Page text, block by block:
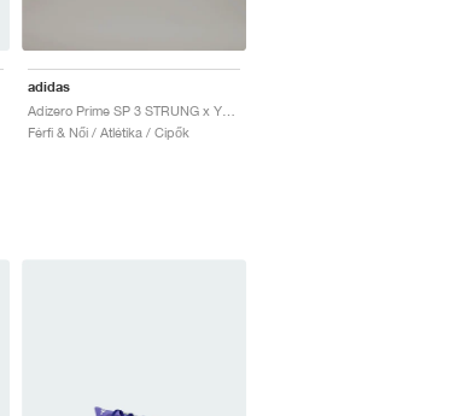
adidas
Férfi & Női / Atlétika / Cipők